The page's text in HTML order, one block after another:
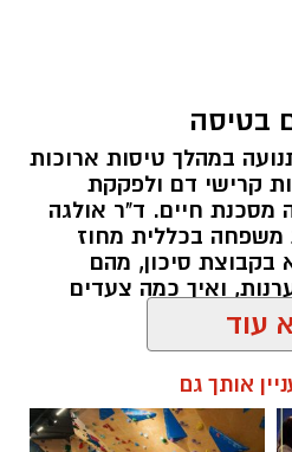
וולוב, אקואושן
המשתתפים את הטבע
אלכסנדר, את בעלי
אותו ואת המערכת
יגיעו למרכז החינוך
שם יוכלו להתבונן בדגם
ולהכיר מקרוב את בעלי
במהלך הסיור ייחשפו גם
בטיסה
במהלך טיסות ארוכות
קרישי דם ולפקקת
מסכנת חיים. ד"ר אולגה
משפחה בכללית מחוז
בקבוצת סיכון, מהם
ואיך כמה צעדים
חיים
עוד
אותך גם